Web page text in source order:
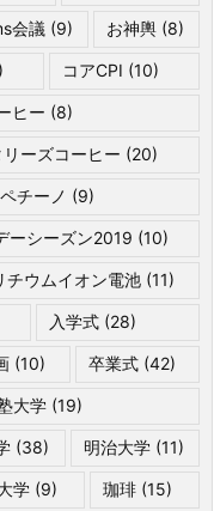
会議 (9) お神輿(8)
コアCPI (10)
ヒー (8)
リーズコーヒー (20)
チーノ (9)
ーシーズン2019 (10)
チウムイオン電池(11)
入学式 (28)
(10) 卒業式(42)
大学(19)
(38) 明治大学(11)
学 (9) 珈琲 (15)